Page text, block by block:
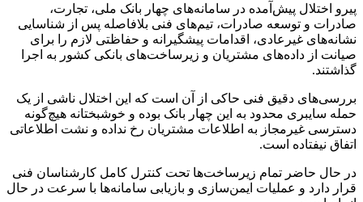
پیرو اختلال پیش‌آمده در سامانه‌های چهار بانک ملی، تجارت،
صادرات و توسعه صادرات، تیم‌های فنی بلافاصله پس از شناسایی
نشانه‌های غیرعادی، اقدامات پیشگیرانه و حفاظتی لازم را برای
صیانت از داده‌های مشتریان و زیرساخت‌های بانکی کشور به اجرا
گذاشتند.
بررسی‌های دقیق فنی حاکی از آن است که این اختلال ناشی از یک
حمله سایبری محدود به این چهار بانک بوده و خوشبختانه هیچ‌گونه
دسترسی غیرمجاز به اطلاعات مشتریان رخ نداده و نشت اطلاعاتی
اتفاق نیفتاده است.
در حال حاضر تمام زیرساخت‌ها تحت کنترل کامل کارشناسان فنی
قرار دارد و عملیات ایمن‌سازی و بازیابی سامانه‌ها با سرعت در حال